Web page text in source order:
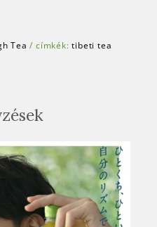
Tea /címkék:tibeti tea